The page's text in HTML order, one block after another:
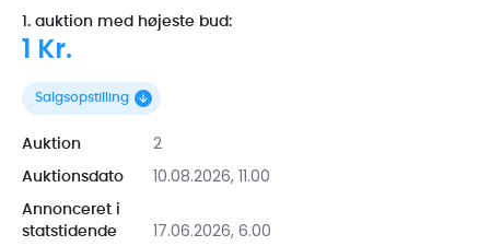
1. auktion med højeste bud:
1 Kr.
Salgsopstilling
Auktion 2
Auktionsdato 10.08.2026, 11.00
Annonceret i
statstidende
17.06.2026, 6.00